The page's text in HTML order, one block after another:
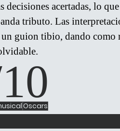
decisiones acertadas, lo
tributo. Las
guion tibio, dando como
Oscars